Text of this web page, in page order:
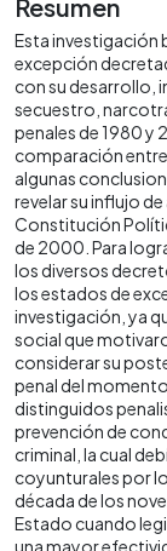
Resumen
Esta investigación
excepción
con su desarrollo,
secuestro,
penales de 1980 y
comparación
algunas
revelar su influjo
Constitución
de 2000. Para
los diversos
los estados de
investigación, ya
social que
considerar su
penal del
distinguidos
prevención de
criminal, la cual
coyunturales por
década de los
Estado cuando
una mayor